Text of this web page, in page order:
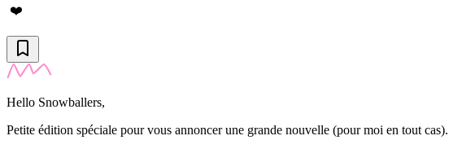
❤️
Hello Snowballers,
Petite édition spéciale pour vous annoncer une grande nouvelle (pour moi en tout cas).